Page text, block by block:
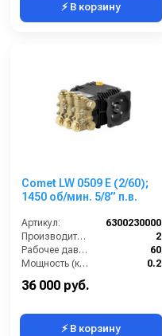
⚡ В корзину
Comet LW 0509 E (2/60);
1450 об/мин. 5/8” п.в.
Артикул:
6300230000
Производительность (л/мин):
2
Рабочее давление (бар):
60
Мощность (кВт):
0.2
Обороты двигателя (об/мин):
36 000 руб.
⚡ В корзину